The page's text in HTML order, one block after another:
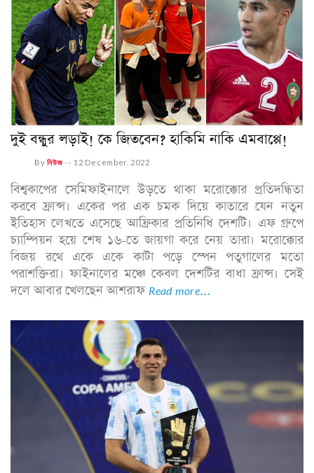
দুই বন্ধুর লড়াই! কে জিতবেন? হাকিমি নাকি এমবাপ্পে!
Byনিউজ -- 12 December, 2022
বিশ্বকাপের সেমিফাইনালে উড়তে থাকা মরোক্কোর প্রতিদন্ধিতা
করবে ফ্রান্স। একের পর এক চমক দিয়ে কাতারে যেন নতুন
ইতিহাস লেখতে এসেছে আফ্রিকার প্রতিনিধি দেশটি। এফ গ্রুপে
চ্যাম্পিয়ন হয়ে শেষ ১৬-তে জায়গা করে নেয় তারা। মরোক্কোর
বিজয় রথে একে একে কাটা পড়ে স্পেন পতুগালের মতো
পরাশক্তিরা। ফাইনালের মঞ্চে কেবল দেশটির বাধা ফ্রান্স। সেই
দলে আবার খেলছেন আশরাফ Read more...